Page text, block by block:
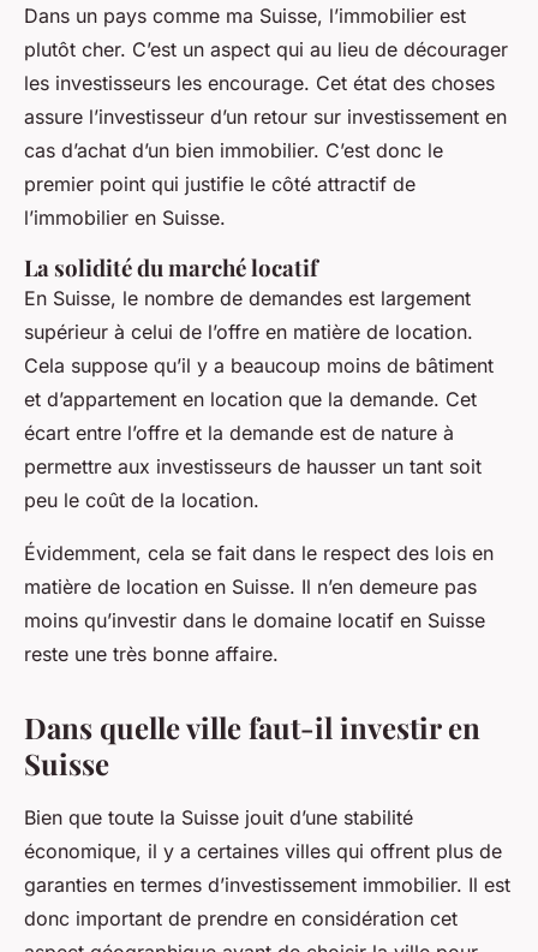
Dans un pays comme ma Suisse, l’immobilier est
plutôt cher. C’est un aspect qui au lieu de décourager
les investisseurs les encourage. Cet état des choses
assure l’investisseur d’un retour sur investissement en
cas d’achat d’un bien immobilier. C’est donc le
premier point qui justifie le côté attractif de
l’immobilier en Suisse.
La solidité du marché locatif
En Suisse, le nombre de demandes est largement
supérieur à celui de l’offre en matière de location.
Cela suppose qu’il y a beaucoup moins de bâtiment
et d’appartement en location que la demande. Cet
écart entre l’offre et la demande est de nature à
permettre aux investisseurs de hausser un tant soit
peu le coût de la location.
Évidemment, cela se fait dans le respect des lois en
matière de location en Suisse. Il n’en demeure pas
moins qu’investir dans le domaine locatif en Suisse
reste une très bonne affaire.
Dans quelle ville faut-il investir en
Suisse
Bien que toute la Suisse jouit d’une stabilité
économique, il y a certaines villes qui offrent plus de
garanties en termes d’investissement immobilier. Il est
donc important de prendre en considération cet